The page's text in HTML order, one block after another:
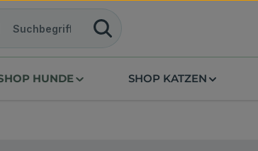
springen
HUNDE SHOP KATZEN